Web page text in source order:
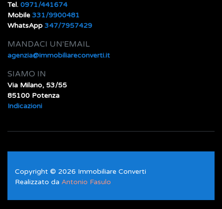
Tel. 0971/441674
Mobile 331/9900481
WhatsApp 347/7957429
MANDACI UN'EMAIL
agenzia@immobiliareconverti.it
SIAMO IN
Via Milano, 53/55
85100 Potenza
Indicazioni
Copyright © 2026 Immobiliare Converti
Realizzato da Antonio Fasulo